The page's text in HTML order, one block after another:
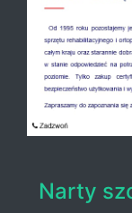
Narty